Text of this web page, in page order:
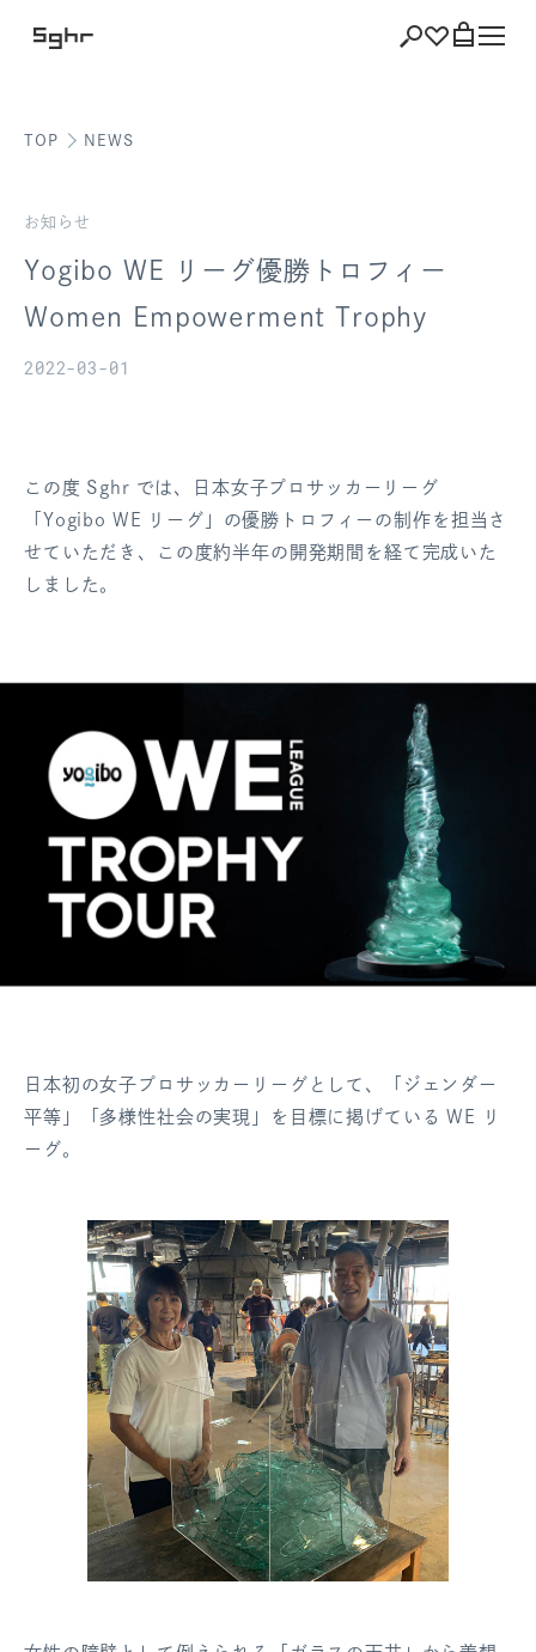
ショッピング
注文履歴
お気に入り
TOP NEWS
お知らせ
Yogibo WE リーグ優勝トロフィー
Women Empowerment Trophy
2022-03-01
この度 Sghr では、日本女子プロサッカーリーグ
「Yogibo WE リーグ」の優勝トロフィーの制作を担当さ
せていただき、この度約半年の開発期間を経て完成いた
しました。
日本初の女子プロサッカーリーグとして、「ジェンダー
平等」「多様性社会の実現」を目標に掲げている WE リ
ーグ。